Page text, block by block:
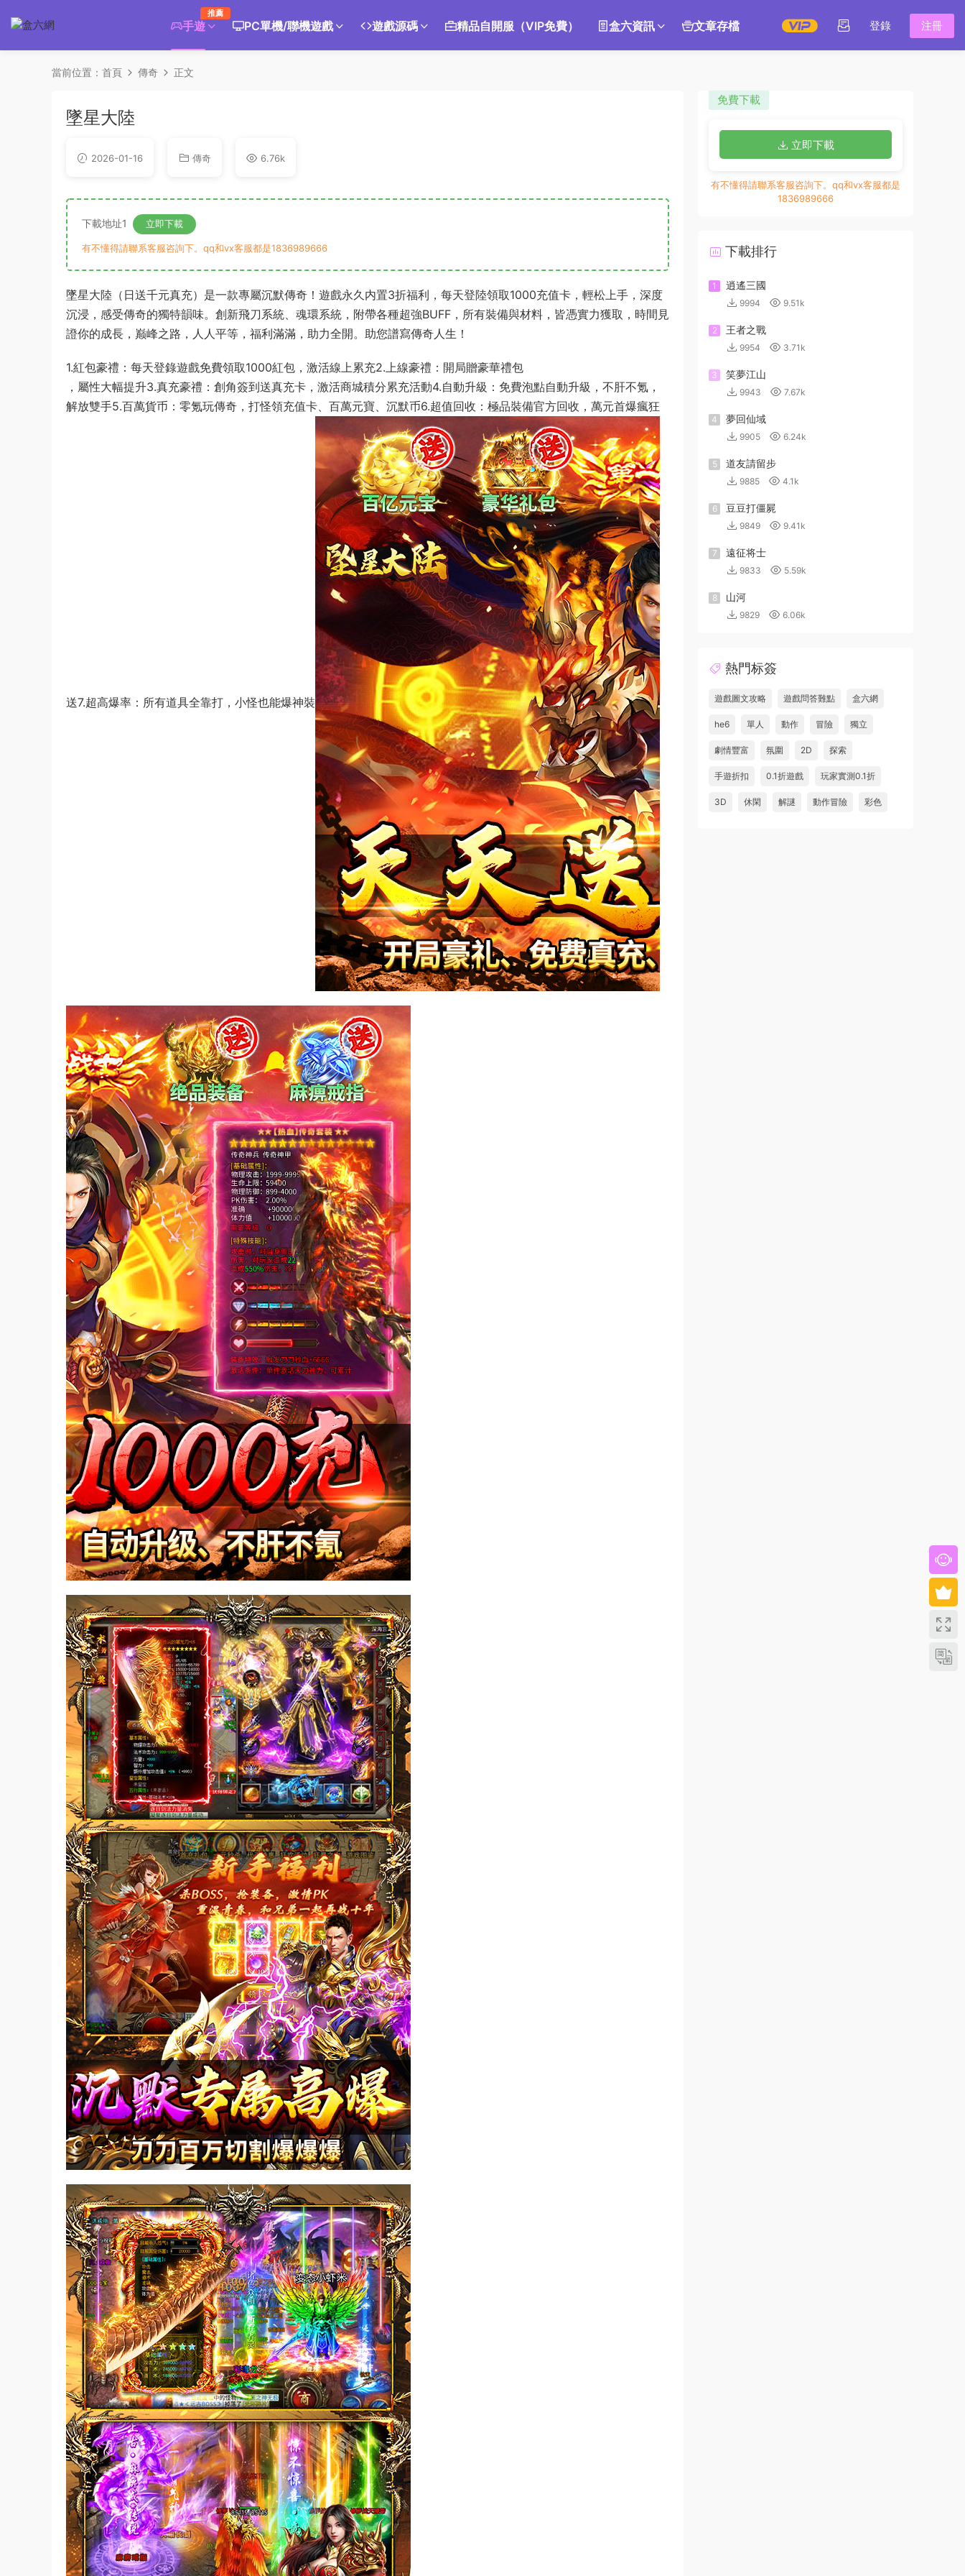
手遊
推薦
PC單機/聯機遊戲 遊戲源碼 精品自開服（VIP免費） 盒六資訊 文章存檔 登錄 注冊
當前位置： 首頁 傳奇 正文
墜星大陸
2026-01-16 傳奇 6.76k
下載地址1 立即下載
有不懂得請聯系客服咨詢下。qq和vx客服都是1836989666
墜星大陸（日送千元真充）是一款專屬沉默傳奇！遊戲永久内置3折福利，每天登陸領取1000充值卡，輕松上手，深度
沉浸，感受傳奇的獨特韻味。創新飛刀系統、魂環系統，附帶各種超強BUFF，所有裝備與材料，皆憑實力獲取，時間見
證你的成長，巅峰之路，人人平等，福利滿滿，助力全開。助您譜寫傳奇人生！
1.紅包豪禮：每天登錄遊戲免費領取1000紅包，激活線上累充2.上線豪禮：開局贈豪華禮包
，屬性大幅提升3.真充豪禮：創角簽到送真充卡，激活商城積分累充活動4.自動升級：免費泡點自動升級，不肝不氪，
解放雙手5.百萬貨币：零氪玩傳奇，打怪領充值卡、百萬元寶、沉默币6.超值回收：極品裝備官方回收，萬元首爆瘋狂
送7.超高爆率：所有道具全靠打，小怪也能爆神裝
免費下載
立即下載
有不懂得請聯系客服咨詢下。qq和vx客服都是
1836989666
下載排行
1 逍遙三國
9994 9.51k
2 王者之戰
9954 3.71k
3 笑夢江山
9943 7.67k
4 夢回仙域
9905 6.24k
5 道友請留步
9885 4.1k
6 豆豆打僵屍
9849 9.41k
7 遠征将士
9833 5.59k
8 山河
9829 6.06k
熱門标簽
遊戲圖文攻略 遊戲問答難點 盒六網
he6 單人 動作 冒險 獨立
劇情豐富 氛圍 2D 探索
手遊折扣 0.1折遊戲 玩家實測0.1折
3D 休閑 解謎 動作冒險 彩色